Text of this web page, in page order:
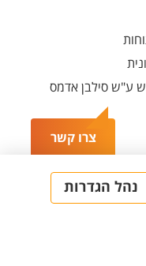
צרו קשר
ע"ש סילבן אדמס